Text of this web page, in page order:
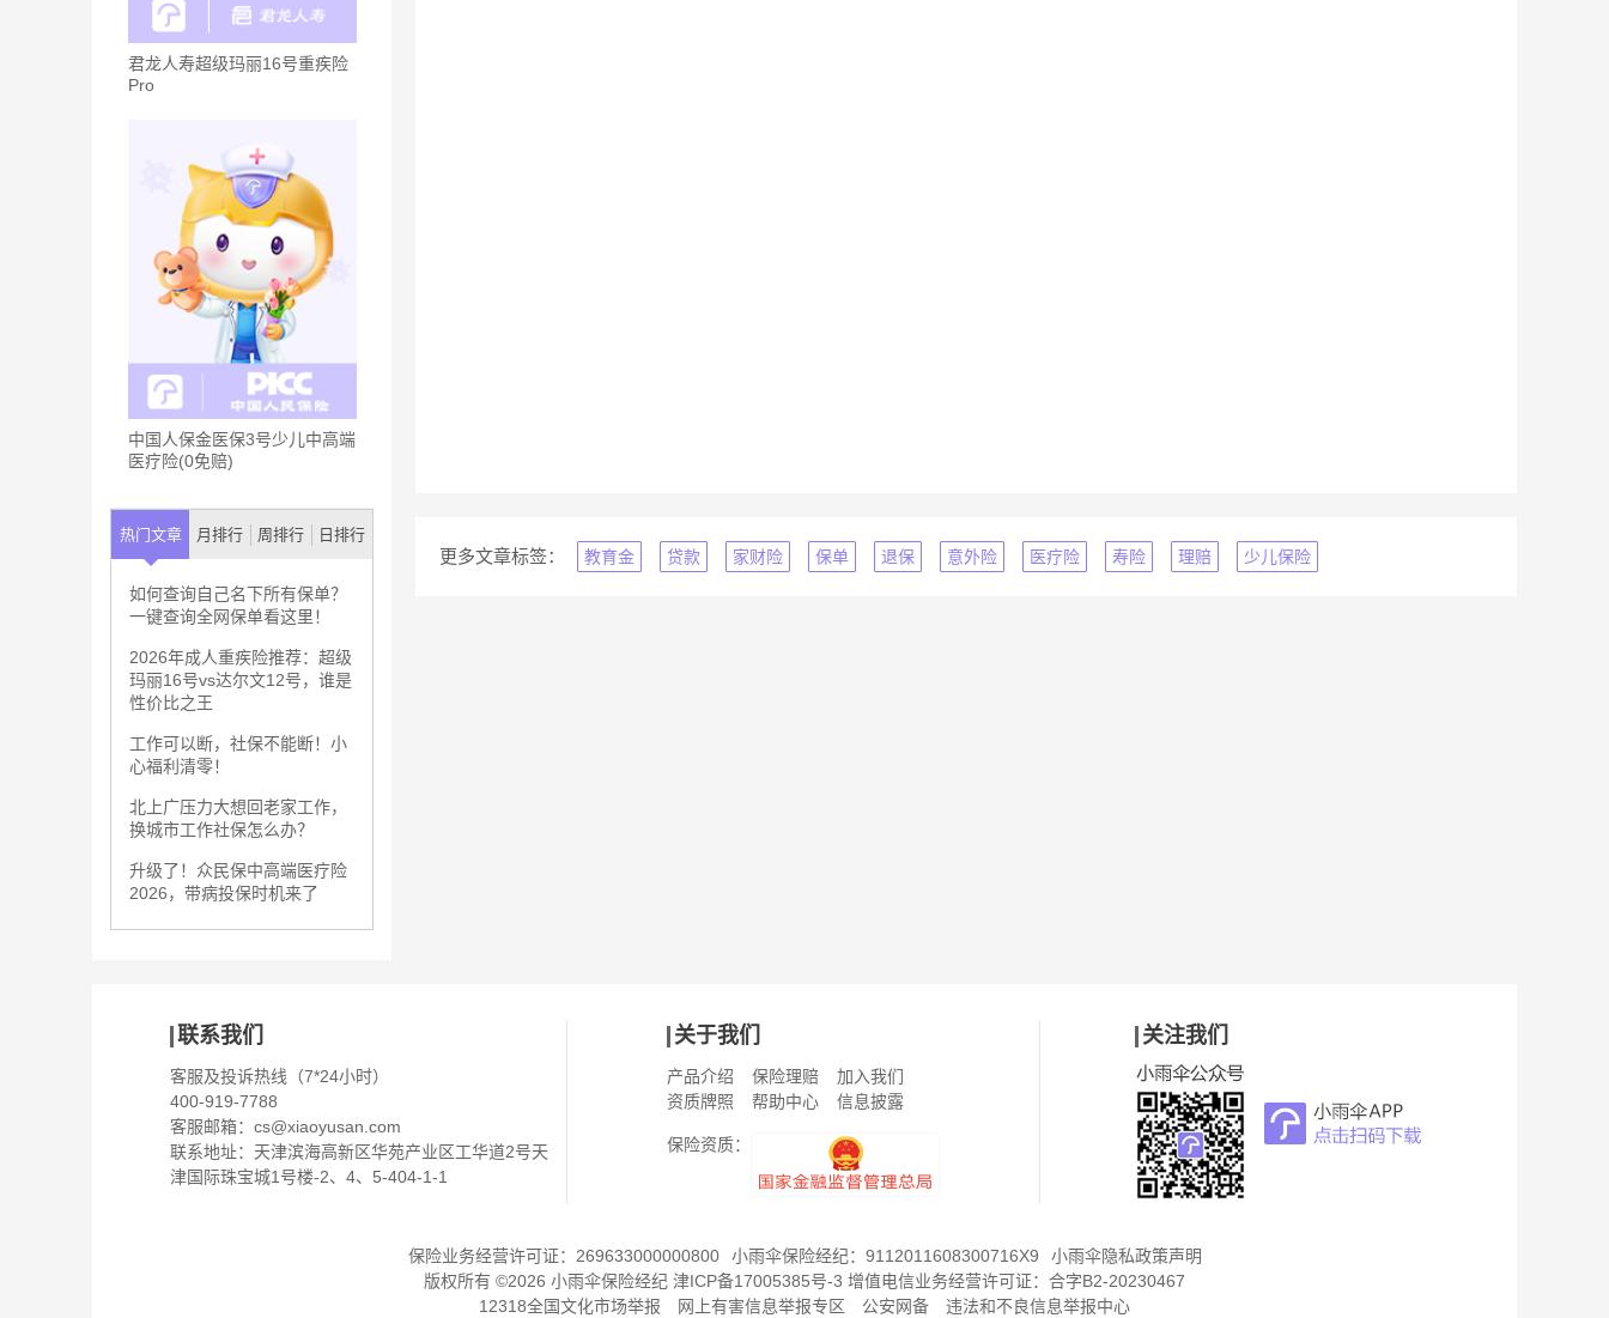
君龙人寿超级玛丽16号重疾险
Pro
中国人保金医保3号少儿中高端
医疗险(0免赔)
热门文章 月排行 周排行 日排行
如何查询自己名下所有保单？
一键查询全网保单看这里！
2026年成人重疾险推荐：超级
玛丽16号vs达尔文12号，谁是
性价比之王
工作可以断，社保不能断！小
心福利清零！
北上广压力大想回老家工作，
换城市工作社保怎么办？
升级了！众民保中高端医疗险
2026，带病投保时机来了
更多文章标签： 教育金 贷款 家财险 保单 退保 意外险 医疗险 寿险 理赔 少儿保险
联系我们
客服及投诉热线（7*24小时）
400-919-7788
客服邮箱： cs@xiaoyusan.com
联系地址：天津滨海高新区华苑产业区工华道2号天
津国际珠宝城1号楼-2、4、5-404-1-1
关于我们
产品介绍 保险理赔
加入我们
资质牌照
帮助中心 信息披露
保险资质：
关注我们
保险业务经营许可证：269633000000800 小雨伞保险经纪：9112011608300716X9
小雨伞隐私政策声明
版权所有 ©2026 小雨伞保险经纪 津ICP备17005385号-3 增值电信业务经营许可证： 合字B2-20230467
12318全国文化市场举报
网上有害信息举报专区 公安网备 违法和不良信息举报中心